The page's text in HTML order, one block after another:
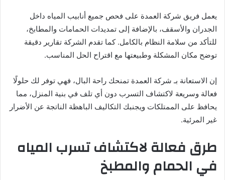
يعمل فريق شركة العمدة على فحص جميع أنابيب المياه داخل
الجدران والأسقف، بالإضافة إلى تمديدات الحمامات والمطابخ،
للتأكد من سلامة النظام بالكامل. كما تقدم الشركة تقارير دقيقة
توضح مكان المشكلة وطبيعتها مع اقتراح الحل المناسب.
إن الاستعانة بـ شركة العمدة تمنحك راحة البال، فهي توفر لك حلولًا
فعالة وسريعة لاكتشاف التسرب دون أي تلف في بنية المنزل، مما
يحافظ على الممتلكات ويجنبك التكاليف الباهظة الناتجة عن الأضرار
غير المرئية.
طرق فعالة لاكتشاف تسرب المياه
في الحمام والمطبخ